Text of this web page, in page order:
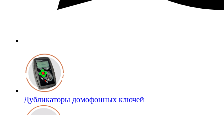
Дубликаторы домофонных ключей